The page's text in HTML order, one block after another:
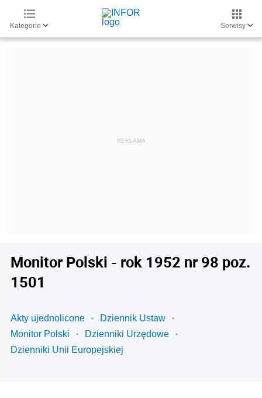
Kategorie Serwisy
Monitor Polski - rok 1952 nr 98 poz.
1501
Akty ujednolicone
Dziennik Ustaw
Monitor Polski
Dzienniki Urzędowe
Dzienniki Unii Europejskiej